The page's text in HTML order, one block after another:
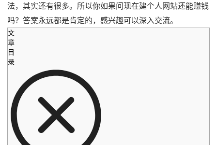
法，其实还有很多。所以你如果问现在建个人网站还能赚钱
吗？答案永远都是肯定的，感兴趣可以深入交流。
文
章
目
录